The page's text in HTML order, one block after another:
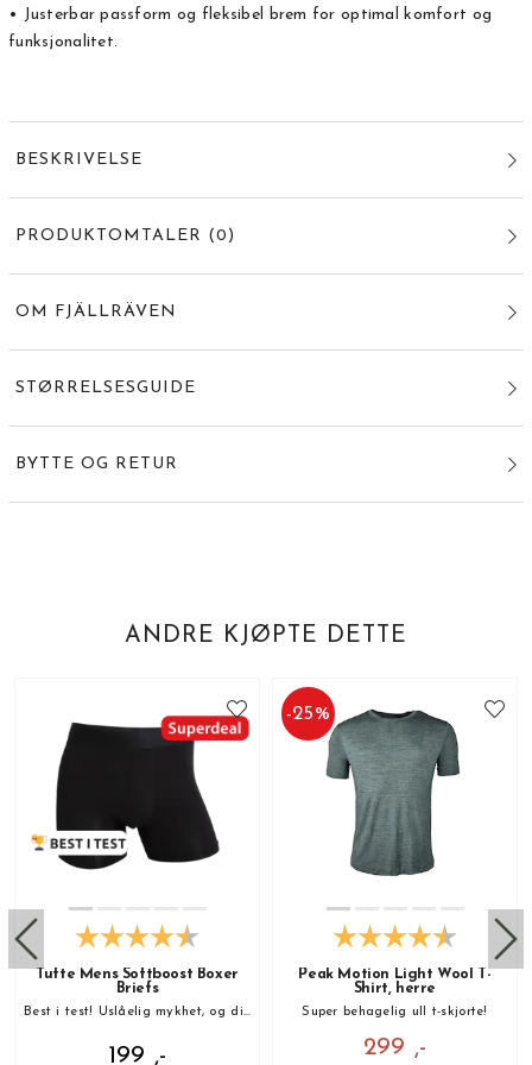
• Justerbar passform og fleksibel brem for optimal komfort og
funksjonalitet.
BESKRIVELSE
PRODUKTOMTALER (0 )
OM FJÄLLRÄVEN
STØRRELSESGUIDE
BYTTE OG RETUR
ANDRE KJØPTE DETTE
Tufte Mens Softboost Boxer
Briefs
Best i test! Uslåelig mykhet, og din nye favoritt!
199 ,-
-25%
Peak Motion Light Wool T-
Shirt, herre
Super behagelig ull t-skjorte!
299 ,-